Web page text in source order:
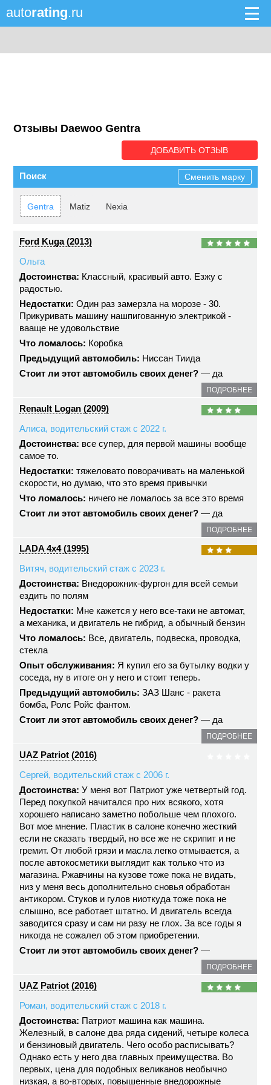
autorating.ru
Отзывы Daewoo Gentra
ДОБАВИТЬ ОТЗЫВ
Поиск Сменить марку
Gentra Matiz Nexia
Ford Kuga (2013)
Ольга
Достоинства: Классный, красивый авто. Езжу с
радостью.
Недостатки: Один раз замерзла на морозе - 30.
Прикуривать машину нашпигованную электрикой -
вааще не удовольствие
Что ломалось: Коробка
Предыдущий автомобиль: Ниссан Тиида
Стоит ли этот автомобиль своих денег? — да
ПОДРОБНЕЕ
Renault Logan (2009)
Алиса, водительский стаж с 2022 г.
Достоинства: все супер, для первой машины вообще
самое то.
Недостатки: тяжеловато поворачивать на маленькой
скорости, но думаю, что это время привычки
Что ломалось: ничего не ломалось за все это время
Стоит ли этот автомобиль своих денег? — да
ПОДРОБНЕЕ
LADA 4x4 (1995)
Витяч, водительский стаж с 2023 г.
Достоинства: Внедорожник-фургон для всей семьи
ездить по полям
Недостатки: Мне кажется у него все-таки не автомат,
а механика, и двигатель не гибрид, а обычный бензин
Что ломалось: Все, двигатель, подвеска, проводка,
стекла
Опыт обслуживания: Я купил его за бутылку водки у
соседа, ну в итоге он у него и стоит теперь.
Предыдущий автомобиль: ЗАЗ Шанс - ракета
бомба, Ролс Ройс фантом.
Стоит ли этот автомобиль своих денег? — да
ПОДРОБНЕЕ
UAZ Patriot (2016)
Сергей, водительский стаж с 2006 г.
Достоинства: У меня вот Патриот уже четвертый год.
Перед покупкой начитался про них всякого, хотя
хорошего написано заметно побольше чем плохого.
Вот мое мнение. Пластик в салоне конечно жесткий
если не сказать твердый, но все же не скрипит и не
гремит. От любой грязи и масла легко отмывается, а
после автокосметики выглядит как только что из
магазина. Ржавчины на кузове тоже пока не видать,
низ у меня весь дополнительно сновья обработан
антикором. Стуков и гулов ниоткуда тоже пока не
слышно, все работает штатно. И двигатель всегда
заводится сразу и сам ни разу не глох. За все годы я
никогда не сожалел об этом приобретении.
Стоит ли этот автомобиль своих денег? —
ПОДРОБНЕЕ
UAZ Patriot (2016)
Роман, водительский стаж с 2018 г.
Достоинства: Патриот машина как машина.
Железный, в салоне два ряда сидений, четыре колеса
и бензиновый двигатель. Чего особо расписывать?
Однако есть у него два главных преимущества. Во
первых, цена для подобных великанов необычно
низкая, а во-вторых, повышенные внедорожные